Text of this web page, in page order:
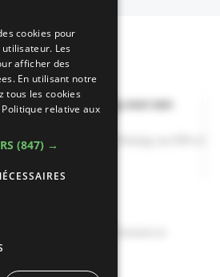
eau
voorheffing voor een
en 'casco-verbouwing' Korting van 50% of
en 'casco-verbouwing' bouwen en
erkend
cookies pour
Les
afficher des
En utilisant notre
tous les cookies
relative aux
(847) →